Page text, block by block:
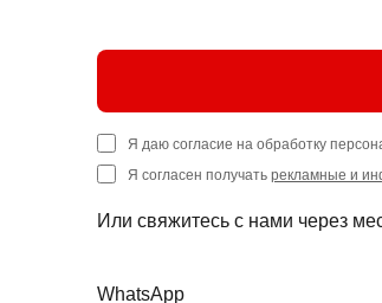
Я даю согласие на обработку
Я согласен получать рекламные и
Или свяжитесь с нами через
WhatsApp